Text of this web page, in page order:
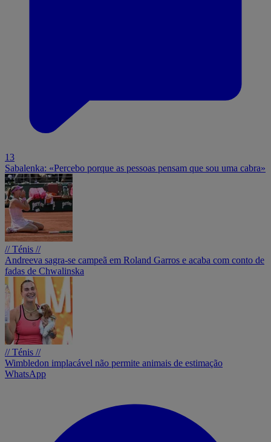
13
Sabalenka: «Percebo porque as pessoas pensam que sou uma cabra»
// Ténis //
Andreeva sagra-se campeã em Roland Garros e acaba com conto de
fadas de Chwalinska
// Ténis //
Wimbledon implacável não permite animais de estimação
WhatsApp